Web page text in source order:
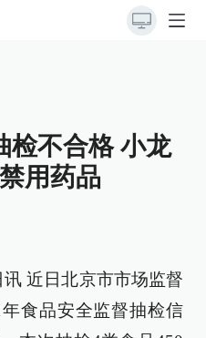
检不合格 小龙
用药品
近日北京市市场监督
食品安全监督抽检信